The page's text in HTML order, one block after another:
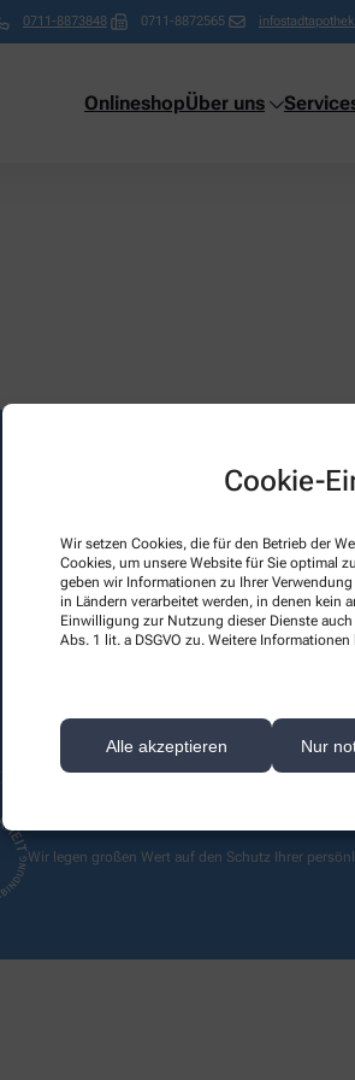
Cookie-
Wir setzen Cookies, die für den Betrieb der
Cookies, um unsere Website für Sie optimal
geben wir Informationen zu Ihrer
in Ländern verarbeitet werden, in denen kein
Einwilligung zur Nutzung dieser Dienste
Abs. 1 lit. a DSGVO zu. Weitere
Alle akzeptieren Nur
0711-8873848 0711-8872565
OnlineshopÜber uns
Leistungen
Gesundheitstests
Kundenkarte
Das E-Rezept
Wir legen großen Wert auf den Schutz Ihrer